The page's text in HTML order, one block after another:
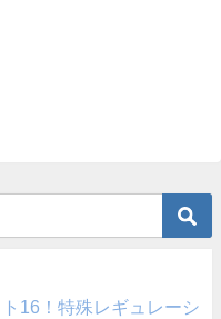
16！特殊レギュレーシ